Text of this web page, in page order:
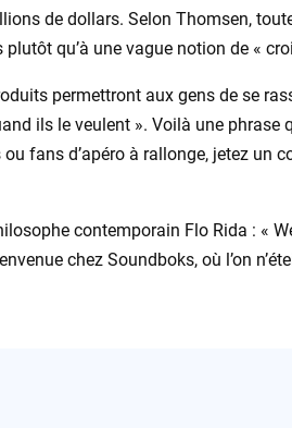
de dollars. Selon Thomsen,
qu’à une vague notion de «
permettront aux gens de se
ils le veulent ». Voilà une
fans d’apéro à rallonge, jetez un
contemporain Flo Rida : «
chez Soundboks, où l’on